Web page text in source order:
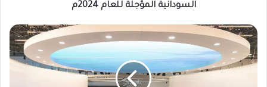
السودانية المؤجلة للعام 2024م
تقلبات
حادة
فى
اسواق